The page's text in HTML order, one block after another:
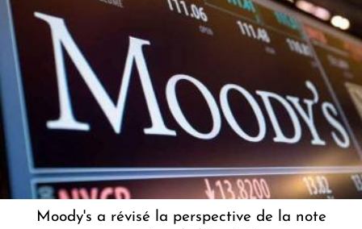
Moody's a révisé la perspective de la note